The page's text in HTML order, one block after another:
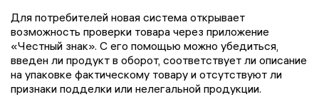
Для потребителей новая система открывает
возможность проверки товара через приложение
«Честный знак». С его помощью можно убедиться,
введен ли продукт в оборот, соответствует ли описание
на упаковке фактическому товару и отсутствуют ли
признаки подделки или нелегальной продукции.